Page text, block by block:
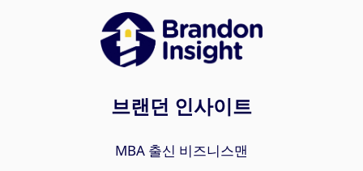
브랜던 인사이트
MBA 출신 비즈니스맨